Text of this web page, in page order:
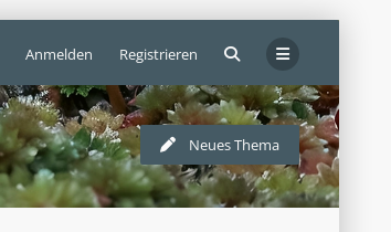
Anmelden Registrieren
Neues Thema